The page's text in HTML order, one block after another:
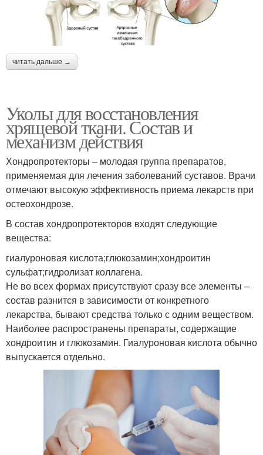
читать дальше →
Уколы для восстановления
хрящевой ткани. Состав и
механизм действия
Хондропротекторы – молодая группа препаратов,
применяемая для лечения заболеваний суставов. Врачи
отмечают высокую эффективность приема лекарств при
остеохондрозе.
В состав хондропротекторов входят следующие
вещества:
гиалуроновая кислота;глюкозамин;хондроитин
сульфат;гидролизат коллагена.
Не во всех формах присутствуют сразу все элементы –
состав разнится в зависимости от конкретного
лекарства, бывают средства только с одним веществом.
Наиболее распространены препараты, содержащие
хондроитин и глюкозамин. Гиалуроновая кислота обычно
выпускается отдельно.